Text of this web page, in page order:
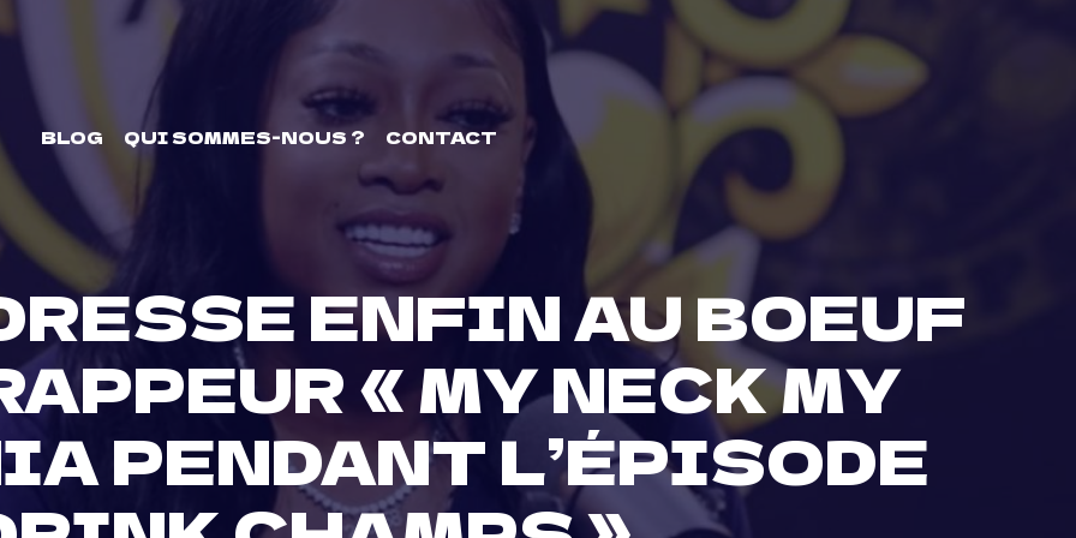
BLOG QUI SOMMES-NOUS ? CONTACT
ENFIN AU BOEUF
« MY NECK MY
PENDANT L’ÉPISODE